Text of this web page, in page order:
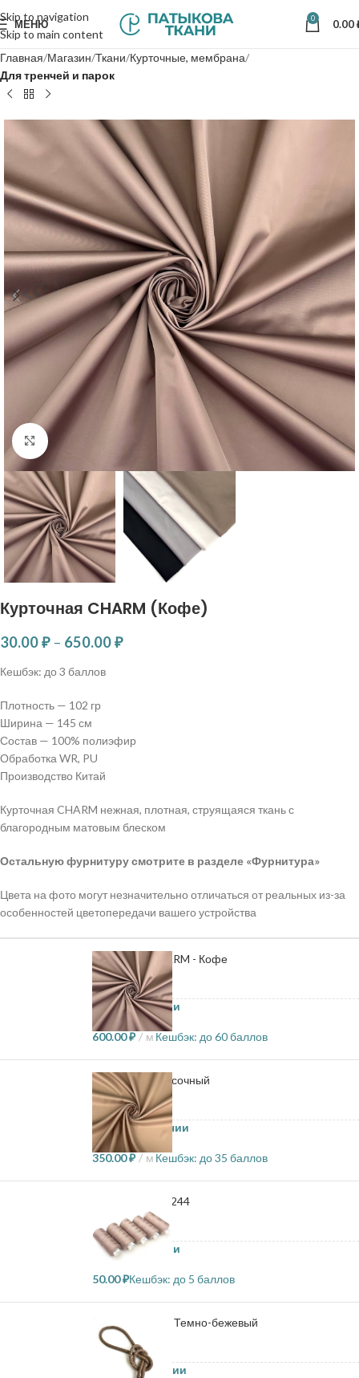
Skip to navigation
Skip to main content
МЕНЮ 0 0.00
Главная Магазин Ткани Курточные, мембрана
Для тренчей и парок
Нажмите, чтобы увеличить
Курточная CHARM (Кофе)
30.00₽ – 650.00₽
Кешбэк: до 3 баллов
Плотность — 102 гр
Ширина — 145 см
Состав — 100% полиэфир
Обработка WR, PU
Производство Китай
Курточная CHARM нежная, плотная, струящаяся ткань с
благородным матовым блеском
Остальную фурнитуру смотрите в разделе «Фурнитура»
Цвета на фото могут незначительно отличаться от реальных из-за
особенностей цветопередачи вашего устройства
Курточная CHARM - Кофе
600.00₽ м Кешбэк: до 60 баллов
70 в наличии
Подкладка - Песочный
350.00₽ м Кешбэк: до 35 баллов
11.4 в наличии
Нитки Dor tak - 244
50.00₽Кешбэк: до 5 баллов
72 в наличии
Круглый шнур - Темно-бежевый
259 в наличии